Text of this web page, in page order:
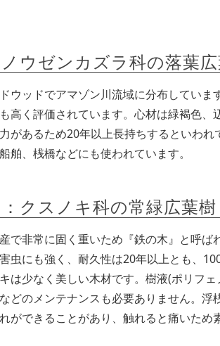
ウゼンカズラ科の落葉
ウッドでアマゾン川流域に分布してい
高く評価されています。心材は緑褐色
があるため20年以上長持ちするといわ
舶、桟橋などにも使われています。
クスノキ科の常緑広葉樹
で非常に固く重いため『鉄の木』と呼
虫にも強く、耐久性は20年以上とも、
は少なく美しい木材です。樹液(ポリフ
どのメンテナンスも必要ありません。浮
ができることがあり、触れると痛いため